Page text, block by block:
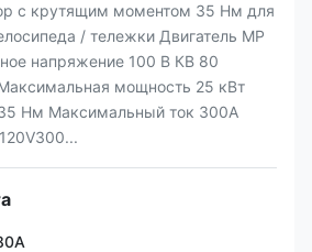
с крутящим моментом 35 Нм для
/ тележки Двигатель MP
напряжение 100 В КВ 80
мощность 25 кВт
Нм Максимальный ток 300А